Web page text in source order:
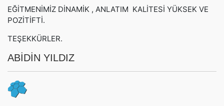
EĞİTMENİMİZ DİNAMİK , ANLATIM KALİTESİ YÜKSEK VE
POZİTİFTİ.
TEŞEKKÜRLER.
ABİDİN YILDIZ